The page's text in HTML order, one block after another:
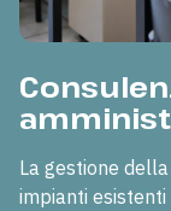
La gestione
impianti esistenti